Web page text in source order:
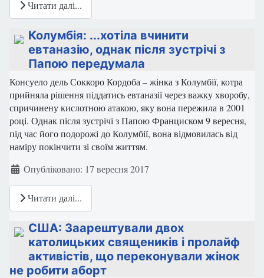
Читати далі...
Колумбія: ...хотіла вчинити
евтаназію, однак після зустрічі з
Папою передумала
Консуело дель Соккоро Кордоба – жінка з Колумбії, котра
прийняла рішення піддатись евтаназії через важку хворобу,
спричинену кислотною атакою, яку вона пережила в 2001
році. Однак після зустрічі з Папою Франциском 9 вересня,
під час його подорожі до Колумбії, вона відмовилась від
наміру покінчити зі своїм життям.
ДеталіОпубліковано: 17 вересня 2017
Читати далі...
США: Заарештували двох
католицьких священиків і пролайф
активістів, що переконували жінок
не робити аборт